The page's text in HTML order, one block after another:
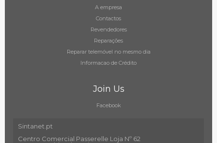
A empresa
Contactos
Revendedores
Reparações
Reparar telemóvel no mesmo dia
Informacao de Crédito
Join Us
Facebook
Sintanet.pt
Centro Comercial Passerelle Loja Nº 62